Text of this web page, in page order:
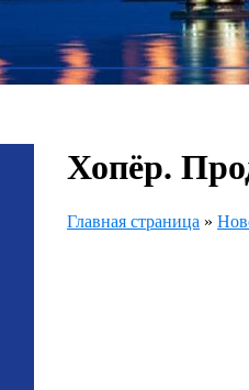
Хопёр.
Главная страница »